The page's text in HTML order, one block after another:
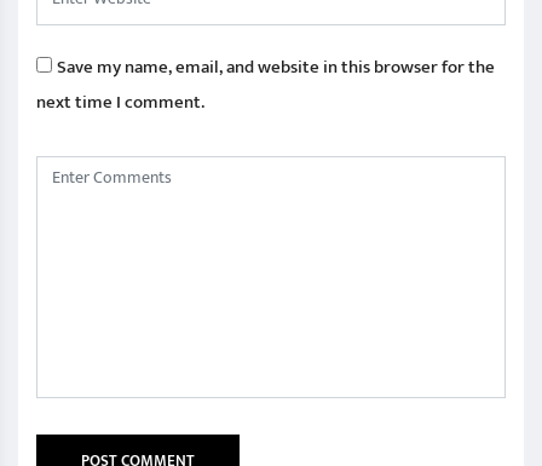
Save my name, email, and website in this browser for the
next time I comment.